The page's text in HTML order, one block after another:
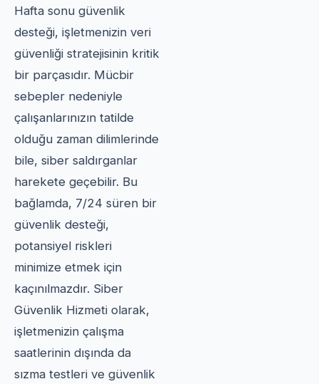
Hafta sonu güvenlik
desteği, işletmenizin veri
güvenliği stratejisinin kritik
bir parçasıdır. Mücbir
sebepler nedeniyle
çalışanlarınızın tatilde
olduğu zaman dilimlerinde
bile, siber saldırganlar
harekete geçebilir. Bu
bağlamda, 7/24 süren bir
güvenlik desteği,
potansiyel riskleri
minimize etmek için
kaçınılmazdır. Siber
Güvenlik Hizmeti olarak,
işletmenizin çalışma
saatlerinin dışında da
sızma testleri ve güvenlik